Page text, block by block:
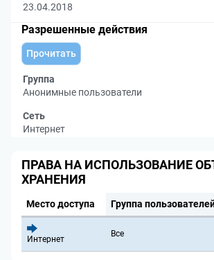
23.04.2018
Разрешенные действия
Прочитать
Группа
Анонимные пользователи
Сеть
Интернет
ПРАВА НА ИСПОЛЬЗОВАНИЕ
ХРАНЕНИЯ
Место доступа Группа
Интернет
Все